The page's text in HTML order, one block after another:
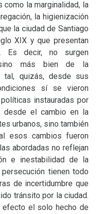
la marginalidad, la
la higienización
la ciudad de Santiago
XIX y que presentan
Es decir, no surgen
sino más bien de la
tal, quizás, desde sus
sí se vieron
instauradas por
desde el cambio en la
urbanos, sino también
esos cambios fueron
abordadas no reflejan
e inestabilidad de la
tienen todo
de incertidumbre que
tránsito por la ciudad.
efecto el solo hecho de